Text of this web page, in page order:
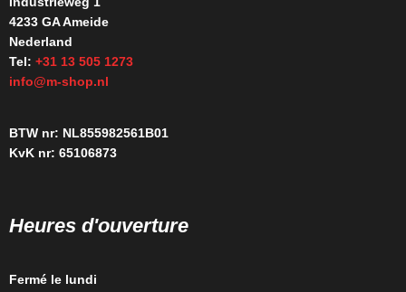
4233 GA Ameide
Nederland
Tel: +31 13 505 1273
info@m-shop.nl
BTW nr: NL855982561B01
KvK nr: 65106873
Heures d'ouverture
Fermé le lundi